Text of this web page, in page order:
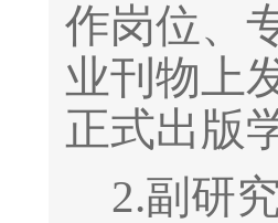
作岗位、
业刊物上
正式出版
2.副研